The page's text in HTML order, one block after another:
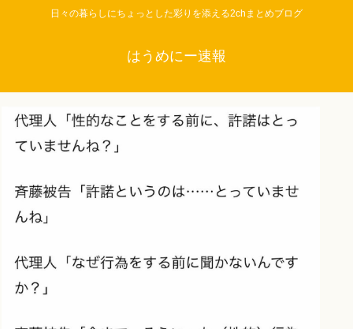
日々の暮らしにちょっとした彩りを添える2chまとめブログ
はうめにー速報